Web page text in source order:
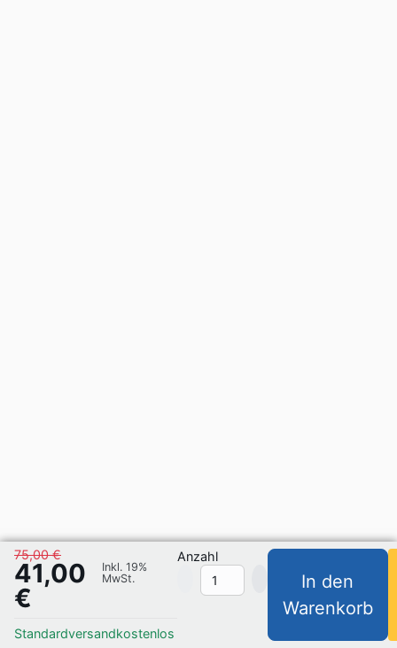
75,00 €
41,00
€
Inkl. 19%
MwSt.
Standardversandkostenlos
Anzahl
In den
Warenkorb